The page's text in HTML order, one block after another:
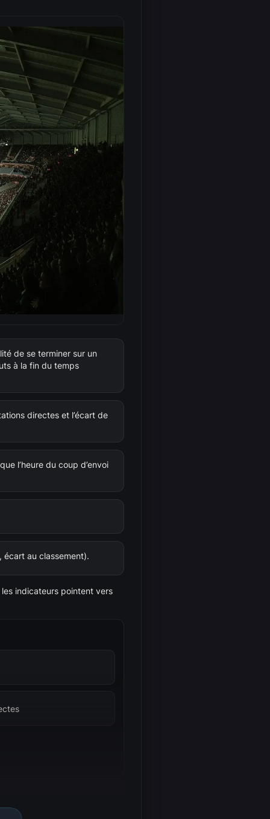
de se terminer sur un
à la fin du temps
directes et l’écart de
l’heure du coup d’envoi
au classement).
indicateurs pointent vers